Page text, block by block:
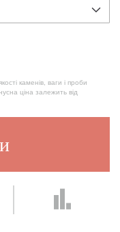
каменів, ваги і проби
ціна залежить від